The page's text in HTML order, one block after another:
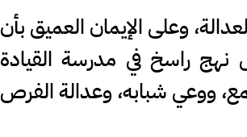
وعلى الإيمان العميق بأن
راسخ في مدرسة القيادة
ووعي شبابه، وعدالة الفرص